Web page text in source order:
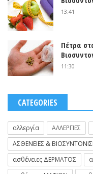
13:41
Πέτρα
11:30
CATEGORIES
αλλεργία ΑΛΛΕΡΓΙΕΣ
ΑΣΘΕΝΕΙΕΣ &
ασθένειες ΔΕΡΜΑΤΟΣ